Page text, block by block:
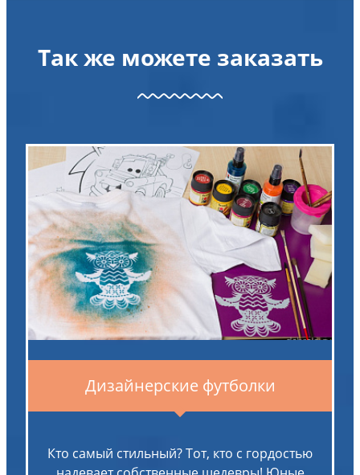
Так же можете заказать
Дизайнерские футболки
Кто самый стильный? Тот, кто с гордостью